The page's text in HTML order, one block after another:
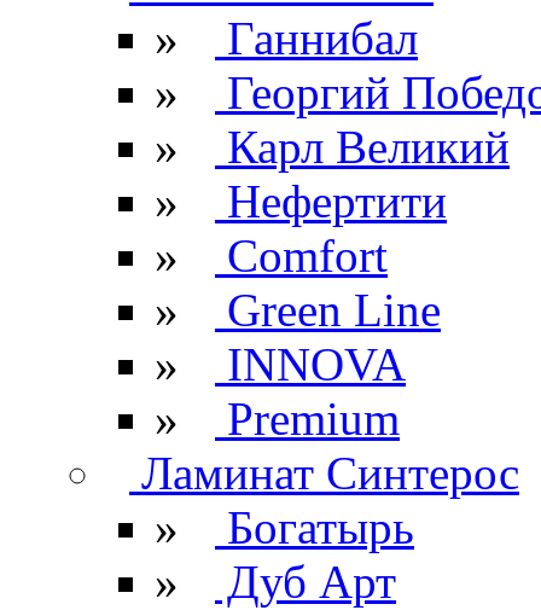
»
Ганнибал
»
Георгий
»
Карл Великий
»
Нефертити
»
Comfort
»
Green Line
»
INNOVA
»
Premium
Ламинат Синтерос
»
Богатырь
»
Дуб Арт